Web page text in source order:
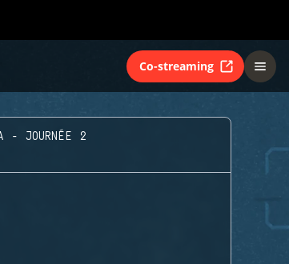
Co-streaming
- JOURNÉE 2